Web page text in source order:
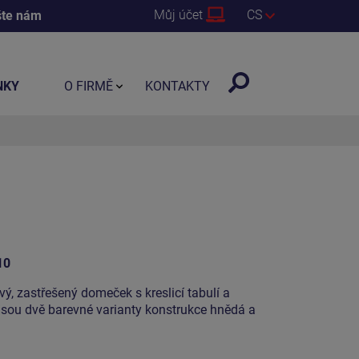
nám Můj účet CS
zastřešený domeček s kreslicí tabulí a
dvě barevné varianty konstrukce hnědá a
O FIRMĚ KONTAKTY